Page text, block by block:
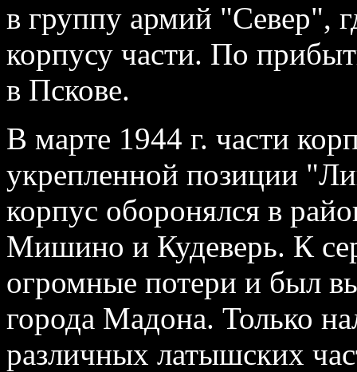
в группу армий "Север",
корпусу части. По
в Пскове.
В марте 1944 г. части
укрепленной позиции
корпус оборонялся в
Мишино и Кудеверь. К
огромные потери и был
города Мадона. Только
различных латышских